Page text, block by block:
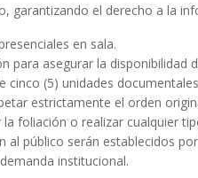
garantizando el derecho a la
en sala.
para asegurar la
cinco (5) unidades
estrictamente el orden
foliación o realizar cualquier
al público serán establecidos
institucional.